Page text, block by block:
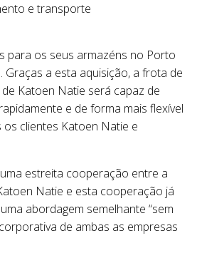
e transporte
para os seus armazéns no Porto
a esta aquisição, a frota de
Katoen Natie será capaz de
e de forma mais flexível
clientes Katoen Natie e
estreita cooperação entre a
Natie e esta cooperação já
abordagem semelhante “sem
de ambas as empresas